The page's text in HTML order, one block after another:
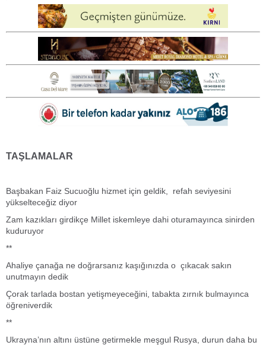
TAŞLAMALAR
Başbakan Faiz Sucuoğlu hizmet için geldik, refah seviyesini
yükselteceğiz diyor
Zam kazıkları girdikçe Millet iskemleye dahi oturamayınca sinirden
kuduruyor
**
Ahaliye çanağa ne doğrarsanız kaşığınızda o çıkacak sakın
unutmayın dedik
Çorak tarlada bostan yetişmeyeceğini, tabakta zırnık bulmayınca
öğreniverdik
**
Ukrayna’nın altını üstüne getirmekle meşgul Rusya, durun daha bu